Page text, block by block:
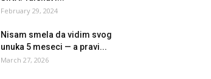
February 29, 2024
Nisam smela da vidim svog
unuka 5 meseci — a pravi...
March 27, 2026